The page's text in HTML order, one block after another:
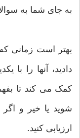
به جای شما به
بهتر است زمانی
دادید، آنها را با
کمک می کند تا
شوید یا خیر و اگر
ارزیابی کنید.